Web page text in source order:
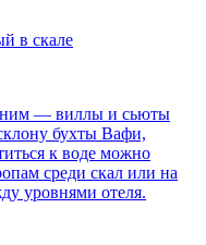
в скале
ним — виллы и сьюты
бухты Вафи,
к воде можно
среди скал или на
уровнями отеля.